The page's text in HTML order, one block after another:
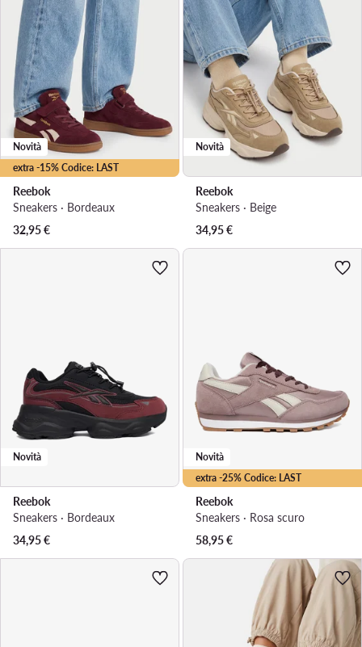
extra -15% Codice: LAST
Novità
Reebok
Sneakers · Bordeaux
32,95€
Novità
Reebok
Sneakers · Beige
34,95€
Novità
Reebok
Sneakers · Bordeaux
34,95€
extra -25% Codice: LAST
Novità
Reebok
Sneakers · Rosa scuro
58,95€